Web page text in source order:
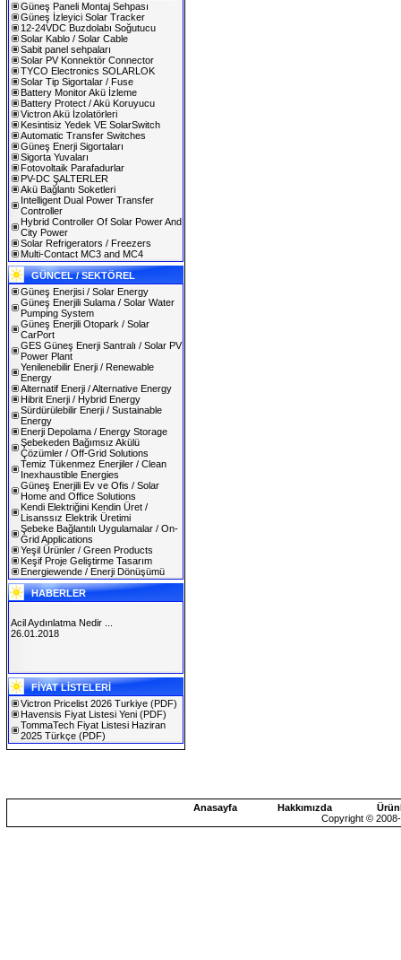
Güneş Paneli Montaj Sehpası
Güneş İzleyici Solar Tracker
12-24VDC Buzdolabı Soğutucu
Solar Kablo / Solar Cable
Sabit panel sehpaları
Solar PV Konnektör Connector
TYCO Electronics SOLARLOK
Solar Tip Sigortalar / Fuse
Battery Monitor Akü İzleme
Battery Protect / Akü Koruyucu
Victron Akü İzolatörleri
Kesintisiz Yedek VE SolarSwitch
Automatic Transfer Switches
Güneş Enerji Sigortaları
Sigorta Yuvaları
Fotovoltaik Parafadurlar
PV-DC ŞALTERLER
Akü Bağlantı Soketleri
Intelligent Dual Power Transfer
Controller
Hybrid Controller Of Solar Power And
City Power
Solar Refrigerators / Freezers
Multi-Contact MC3 and MC4
GÜNCEL / SEKTÖREL
Güneş Enerjisi / Solar Energy
Güneş Enerjili Sulama / Solar Water
Pumping System
Güneş Enerjili Otopark / Solar
CarPort
GES Güneş Enerji Santralı / Solar PV
Power Plant
Yenilenebilir Enerji / Renewable
Energy
Alternatif Enerji / Alternative Energy
Hibrit Enerji / Hybrid Energy
Sürdürülebilir Enerji / Sustainable
Energy
Enerji Depolama / Energy Storage
Şebekeden Bağımsız Akülü
Çözümler / Off-Grid Solutions
Temiz Tükenmez Enerjiler / Clean
Inexhaustible Energies
Güneş Enerjili Ev ve Ofis / Solar
Home and Office Solutions
Kendi Elektriğini Kendin Üret /
Lisanssız Elektrik Üretimi
Şebeke Bağlantılı Uygulamalar / On-
Grid Applications
Yeşil Ürünler / Green Products
Keşif Proje Geliştirme Tasarım
Energiewende / Enerji Dönüşümü
HABERLER
SOLAREX ISTANBUL 2019
30.01.2019
Acil Aydınlatma Nedir ...
26.01.2018
FİYAT LİSTELERİ
Victron Pricelist 2026 Turkiye (PDF)
Havensis Fiyat Listesi Yeni (PDF)
TommaTech Fiyat Listesi Haziran
2025 Türkçe (PDF)
Anasayfa Hakkımızda
Copyright ©